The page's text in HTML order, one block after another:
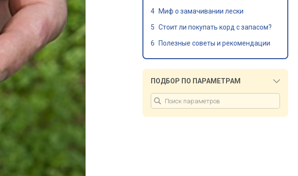
Миф о замачивании лески
Стоит ли покупать корд с запасом?
Полезные советы и рекомендации
ПОДБОР ПО ПАРАМЕТРАМ